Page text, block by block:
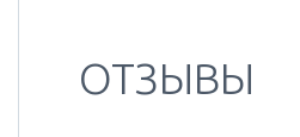
ОТЗЫВЫ